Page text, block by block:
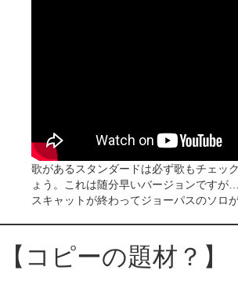
歌があるスタンダードは必ず歌もチェッ
ょう。これは随分早いバージョンですが
スキャットが終わってジョーパスのソロ
【コピーの題材？】